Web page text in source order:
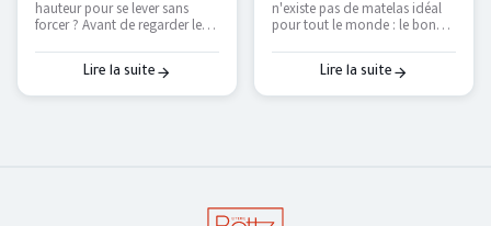
hauteur pour se lever sans
forcer ? Avant de regarder les
questions à se poser pour
choisir un cadre de lit qui dure
et qui vous facilite le
Lire la suite
n'existe pas de matelas idéal
pour tout le monde : le bon
sommeil et de votre
corpulence. On vous explique
comment trouver le vôtre — et
Lire la suite